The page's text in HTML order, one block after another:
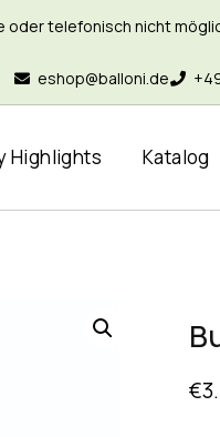
telefonisch nicht
eshop@balloni.de
Highlights Katalog
€